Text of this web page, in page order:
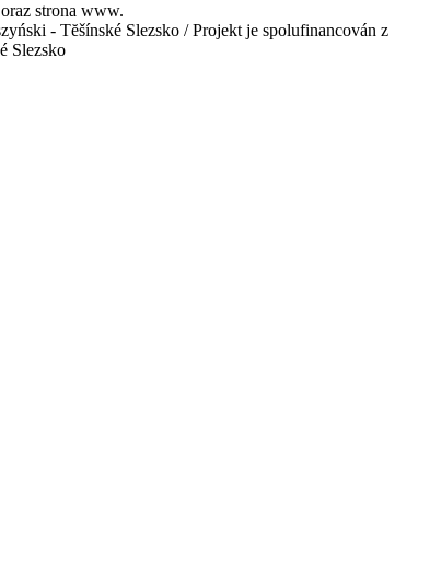
strona www.
- Tĕšínské Slezsko / Projekt je spolufinancován z
Slezsko